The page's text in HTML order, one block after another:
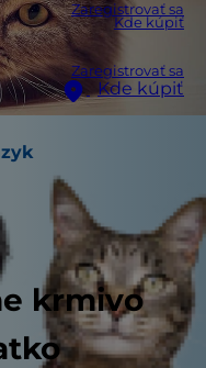
Zaregistrovať sa
Kde kúpiť
Zaregistrovať sa
Kde kúpiť
krmivo